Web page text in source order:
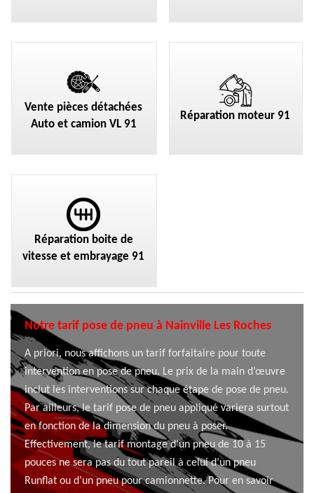
Vente pièces détachées
Auto et camion VL 91
Réparation moteur 91
Réparation boite de
vitesse et embrayage 91
Notre tarif pose de pneu à Nainville Les Roches
A priori, nous affichons un tarif forfaitaire pour toute
intervention en pose de pneu. Le prix de la main d’œuvre
inclut les interventions sur chaque étape de pose de pneu.
Par ailleurs, le tarif pose de pneu appliqué variera surtout
en fonction de la dimension du pneu à poser.
Effectivement, le tarif montage d’un pneu de 10 à 15
pouces ne sera pas du tout pareil à celui d’un pneu
Runflat ou d’un pneu pour camionnette. Pour en savoir